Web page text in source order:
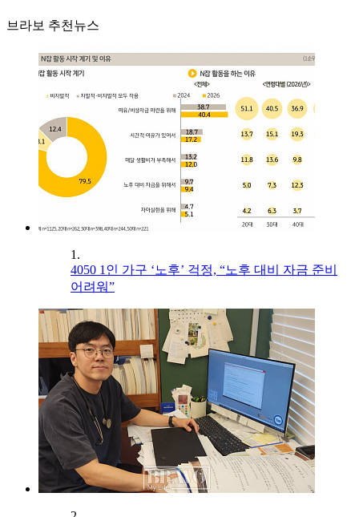
브라보 추천뉴스
1.
4050 1인 가구 ‘노후’ 걱정, “노후 대비 자금 준비
어려워”